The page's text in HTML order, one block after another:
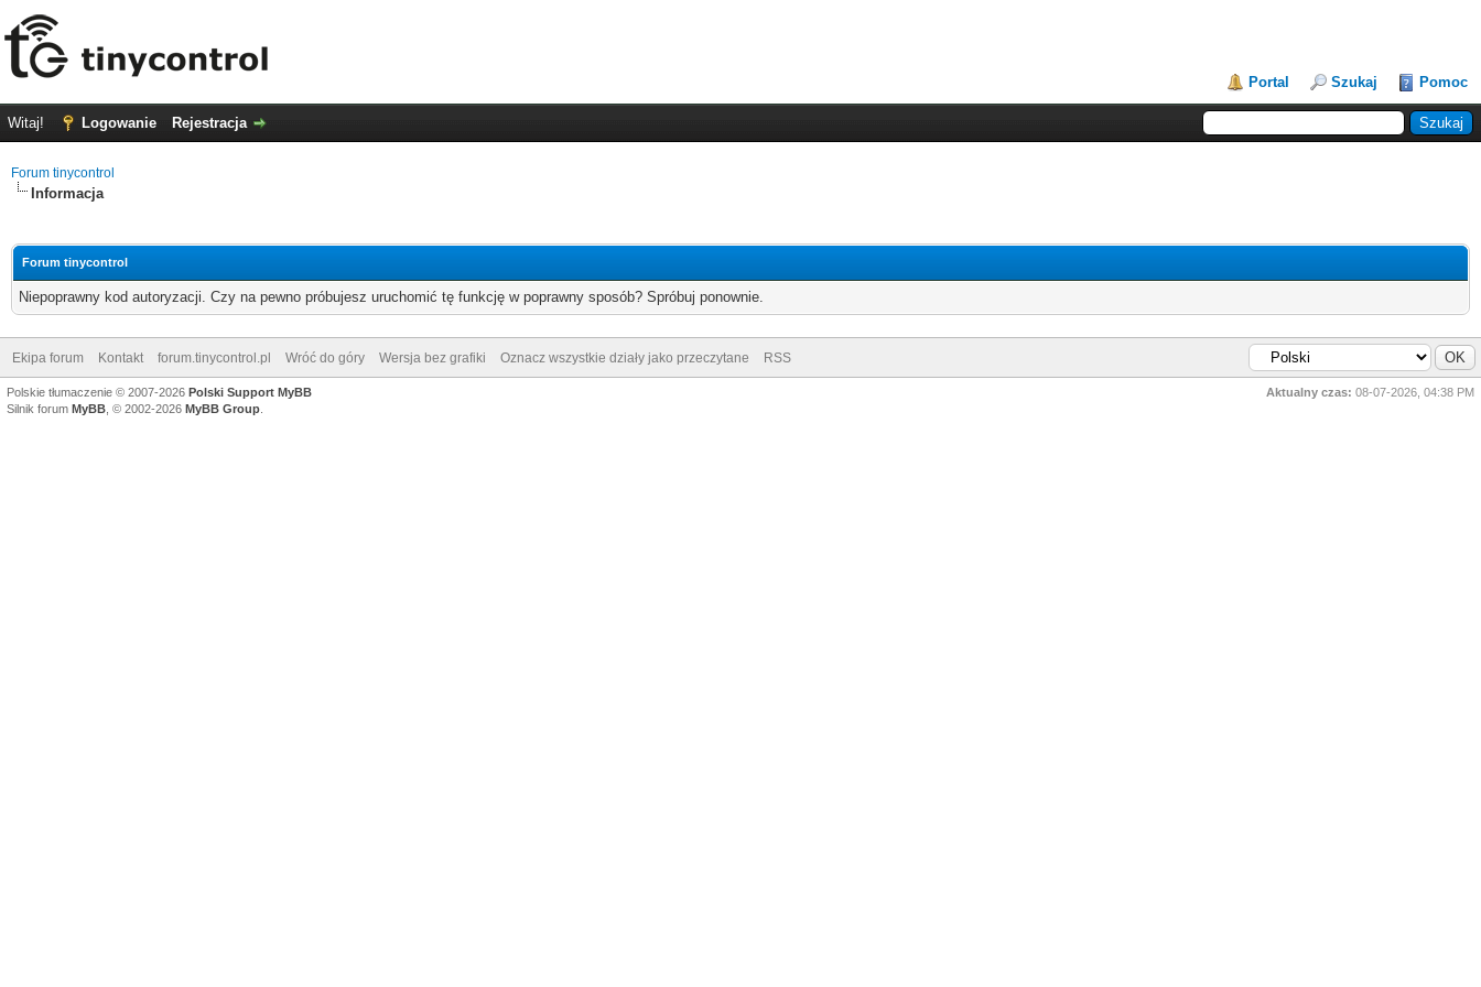
Portal Szukaj Pomoc
Witaj! Logowanie Rejestracja
Forum tinycontrol
Informacja
Forum tinycontrol
Niepoprawny kod autoryzacji. Czy na pewno próbujesz uruchomić tę funkcję w poprawny sposób? Spróbuj ponownie.
Ekipa forum Kontakt forum.tinycontrol.pl Wróć do góry Wersja bez grafiki Oznacz wszystkie działy jako przeczytane RSS
Aktualny czas: 08-07-2026, 04:38 PM
Polskie tłumaczenie © 2007-2026 Polski Support MyBB
Silnik forum MyBB , © 2002-2026 MyBB Group